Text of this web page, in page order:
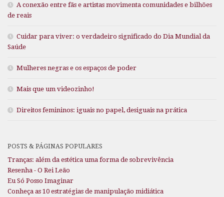
A conexão entre fãs e artistas movimenta comunidades e bilhões
de reais
Cuidar para viver: o verdadeiro significado do Dia Mundial da
Saúde
Mulheres negras e os espaços de poder
Mais que um videozinho!
Direitos femininos: iguais no papel, desiguais na prática
POSTS & PÁGINAS POPULARES
Tranças: além da estética uma forma de sobrevivência
Resenha - O Rei Leão
Eu Só Posso Imaginar
Conheça as 10 estratégias de manipulação midiática